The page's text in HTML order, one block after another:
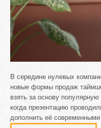
В середине нулевых
новые формы продаж
взять за основу
когда презентацию
дополнить её